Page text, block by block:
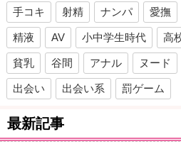
手コキ 射精 ナンパ 愛撫
精液 AV 小中学生時代 高
貧乳 谷間 アナル ヌード
出会い 出会い系 罰ゲーム
最新記事